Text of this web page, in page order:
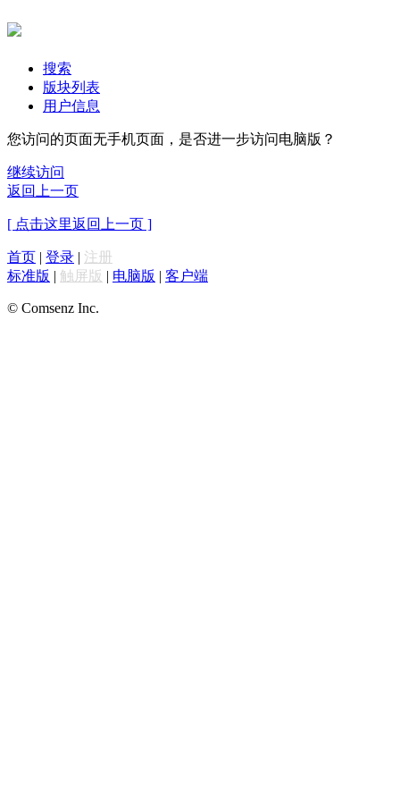
搜索
版块列表
用户信息
您访问的页面无手机页面，是否进一步访问电脑版？
继续访问
返回上一页
[ 点击这里返回上一页 ]
首页 | 登录 | 注册
标准版 | 触屏版 | 电脑版 | 客户端
© Comsenz Inc.